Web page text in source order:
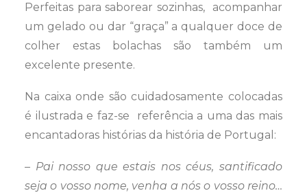
Perfeitas para saborear sozinhas, acompanhar
um gelado ou dar “graça” a qualquer doce de
colher estas bolachas são também um
excelente presente.
Na caixa onde são cuidadosamente colocadas
é ilustrada e faz-se referência a uma das mais
encantadoras histórias da história de Portugal:
– Pai nosso que estais nos céus, santificado
seja o vosso nome, venha a nós o vosso reino…